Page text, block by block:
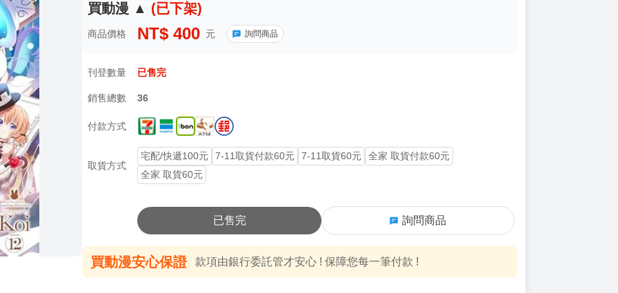
買動漫 ▲ (已下架)
商品價格 NT$ 400 元 詢問商品
刊登數量 已售完
銷售總數 36
付款方式
取貨方式
宅配/快遞100元 7-11取貨付款60元 7-11取貨60元
全家 取貨付款60元
全家 取貨60元
已售完 詢問商品
買動漫安心保證 款項由銀行委託管才安心 ! 保障您每一筆付款 !